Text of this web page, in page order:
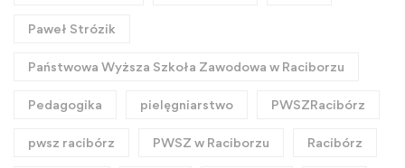
Paweł Strózik
Państwowa Wyższa Szkoła Zawodowa w Raciborzu
Pedagogika pielęgniarstwo PWSZRacibórz
pwsz racibórz PWSZ w Raciborzu Racibórz